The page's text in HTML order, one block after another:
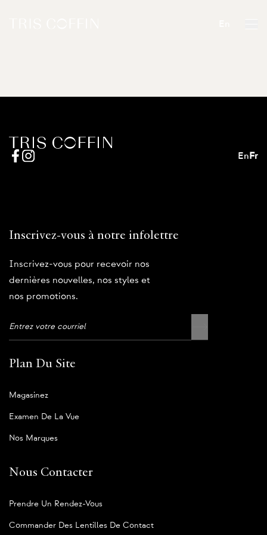
En Fr
Inscrivez-vous à notre infolettre
Inscrivez-vous pour recevoir nos
dernières nouvelles, nos styles et
nos promotions.
Plan Du Site
Magasinez
Examen De La Vue
Nos Marques
Nous Contacter
Prendre Un Rendez-Vous
Commander Des Lentilles De Contact